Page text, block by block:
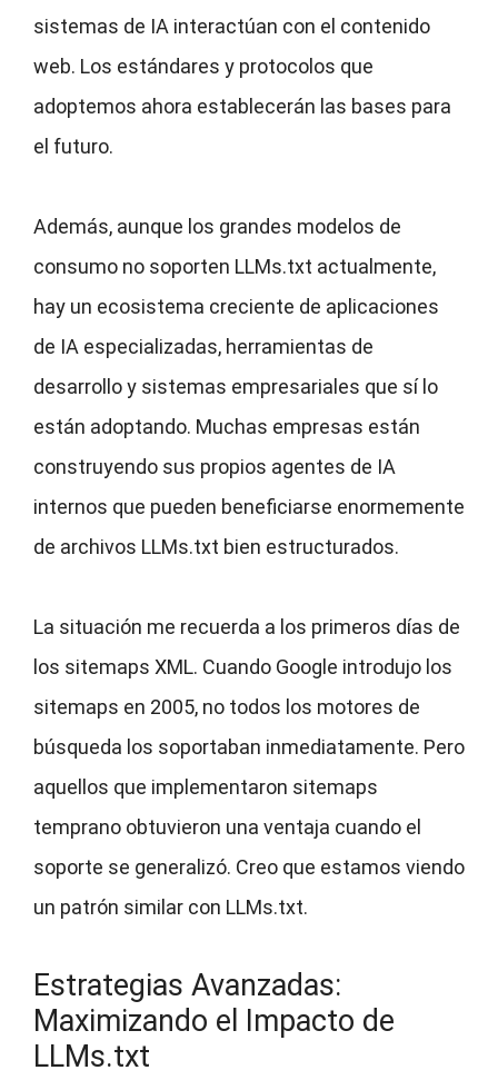
sistemas de IA interactúan con el contenido
web. Los estándares y protocolos que
adoptemos ahora establecerán las bases para
el futuro.
Además, aunque los grandes modelos de
consumo no soporten LLMs.txt actualmente,
hay un ecosistema creciente de aplicaciones
de IA especializadas, herramientas de
desarrollo y sistemas empresariales que sí lo
están adoptando. Muchas empresas están
construyendo sus propios agentes de IA
internos que pueden beneficiarse enormemente
de archivos LLMs.txt bien estructurados.
La situación me recuerda a los primeros días de
los sitemaps XML. Cuando Google introdujo los
sitemaps en 2005, no todos los motores de
búsqueda los soportaban inmediatamente. Pero
aquellos que implementaron sitemaps
temprano obtuvieron una ventaja cuando el
soporte se generalizó. Creo que estamos viendo
un patrón similar con LLMs.txt.
Estrategias Avanzadas:
Maximizando el Impacto de
LLMs.txt